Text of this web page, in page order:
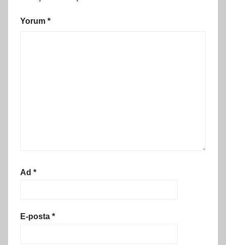
Yorum *
Ad *
E-posta *